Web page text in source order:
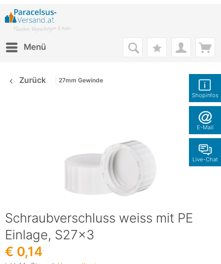
Shopinfos
E-Mail
Live-Chat
Menü
Zurück 27mm Gewinde
Schraubverschluss weiss mit PE
Einlage, S27x3
€ 0,14